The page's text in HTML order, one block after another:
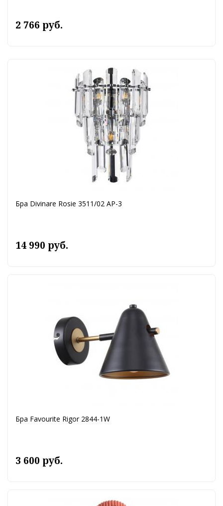
2 766 руб.
Бра Divinare Rosie 3511/02 AP-3
14 990 руб.
Бра Favourite Rigor 2844-1W
3 600 руб.